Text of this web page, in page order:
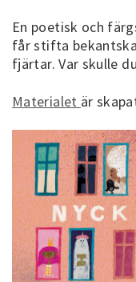
En poetisk och
får stifta
fjärtar. Var skulle
Materialet är